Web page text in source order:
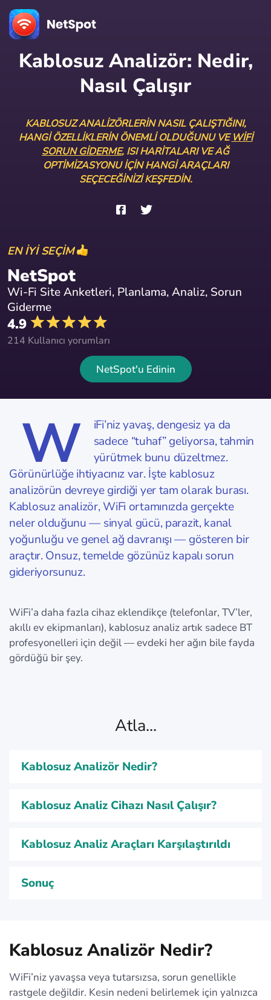
Kablosuz Analizör: Nedir,
Nasıl Çalışır
KABLOSUZ ANALIZÖRLERIN NASIL ÇALIŞTIĞINI,
HANGI ÖZELLIKLERIN ÖNEMLI OLDUĞUNU VEWIFI
SORUN GIDERME, ISI HARITALARI VE AĞ
OPTIMIZASYONU IÇIN HANGI ARAÇLARI
SEÇECEĞINIZI KEŞFEDIN.
EN İYİ SEÇİM
NetSpot
Wi-Fi Site Anketleri, Planlama, Analiz, Sorun
Giderme
4.9
214 Kullanıcı yorumları
NetSpot'u Edinin
W
iFi’niz yavaş, dengesiz ya da
sadece “tuhaf” geliyorsa, tahmin
yürütmek bunu düzeltmez.
Görünürlüğe ihtiyacınız var. İşte kablosuz
analizörün devreye girdiği yer tam olarak burası.
Kablosuz analizör, WiFi ortamınızda gerçekte
neler olduğunu — sinyal gücü, parazit, kanal
yoğunluğu ve genel ağ davranışı — gösteren bir
araçtır. Onsuz, temelde gözünüz kapalı sorun
gideriyorsunuz.
WiFi’a daha fazla cihaz eklendikçe (telefonlar, TV’ler,
akıllı ev ekipmanları), kablosuz analiz artık sadece BT
profesyonelleri için değil — evdeki her ağın bile fayda
gördüğü bir şey.
Atla...
Kablosuz Analizör Nedir?
Kablosuz Analiz Cihazı Nasıl Çalışır?
Kablosuz Analiz Araçları Karşılaştırıldı
Sonuç
Kablosuz Analizör Nedir?
WiFi’niz yavaşsa veya tutarsızsa, sorun genellikle
rastgele değildir. Kesin nedeni belirlemek için yalnızca